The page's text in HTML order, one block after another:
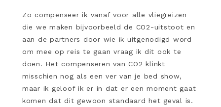
Zo compenseer ik vanaf voor alle vliegreizen
die we maken bijvoorbeeld de CO2-uitstoot en
aan de partners door wie ik uitgenodigd word
om mee op reis te gaan vraag ik dit ook te
doen. Het compenseren van CO2 klinkt
misschien nog als een ver van je bed show,
maar ik geloof ik er in dat er een moment gaat
komen dat dit gewoon standaard het geval is.